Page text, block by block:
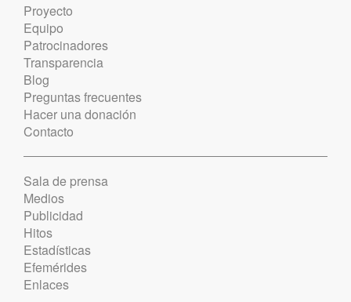
Proyecto
Equipo
Patrocinadores
Transparencia
Blog
Preguntas frecuentes
Hacer una donación
Contacto
Sala de prensa
Medios
Publicidad
Hitos
Estadísticas
Efemérides
Enlaces